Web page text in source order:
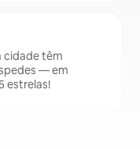
cidade têm
— em
estrelas!